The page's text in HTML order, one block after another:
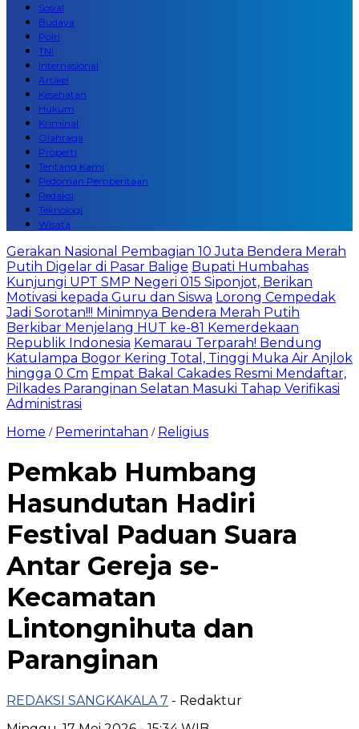
Sosial
Budaya
Polri
TNI
Internasional
Artikel
Kesehatan
Hukum
Kriminal
Olahraga
Properti
Tentang Kami
Pedoman Pemberitaan
Redaksi
Teknologi
Wisata
Gerakan Nasional Pembagian 10 Juta Bendera Merah
Putih Digelar di Pasar Balige Bupati Humbahas
Kunjungi UPT SMP Negeri 015 Siponjot, Berikan
Motivasi kepada Guru dan Siswa Lorong Cempedak
Jadi Sorotan!!! Minimnya Bendera Merah Putih
Berkibar Menjelang HUT ke-81 Kemerdekaan
Republik Indonesia Kemarau Terparah! Bendung
Katulampa Bogor Kering Total, Tinggi Muka Air Anjlok
hingga 0 Cm Empat Bakal Cakades Resmi Mendaftar,
Pilkades Paranginan Selatan Masuki Tahap Verifikasi
Administrasi
Home / Pemerintahan / Religius
Pemkab Humbang
Hasundutan Hadiri
Festival Paduan Suara
Antar Gereja se-
Kecamatan
Lintongnihuta dan
Paranginan
REDAKSI SANGKAKALA 7 - Redaktur